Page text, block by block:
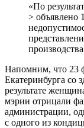
«По
> объявлено
Напомним, что 23
Екатеринбурга со
результате
мэрии отрицали
администрации,
с одного из